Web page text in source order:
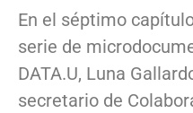
En el séptimo
serie de
DATA.U, Luna
secretario de